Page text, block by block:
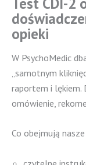
opieki
W PsychoMedic
„samotnym
raportem i lękiem.
omówienie,
Co obejmują